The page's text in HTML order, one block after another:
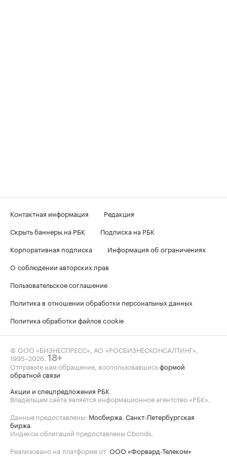
Контактная информация
Редакция
Скрыть баннеры на РБК
Подписка на РБК
Корпоративная подписка
Информация об ограничениях
О соблюдении авторских прав
Пользовательское соглашение
Политика в отношении обработки персональных данных
Политика обработки файлов cookie
© ООО «БИЗНЕСПРЕСС», АО «РОСБИЗНЕСКОНСАЛТИНГ»,
1995–2026 18+
Отправьте нам обращение, воспользовавшисьформой
обратной связи
Акции и спецпредложения РБК
Владельцем сайта является информационное агентство «РБК».
Данные предоставлены: Мосбиржа Санкт-Петербургская
биржа
Индексы облигаций предоставлены Cbonds.
Реализовано на платформе от ООО «Форвард-Телеком»